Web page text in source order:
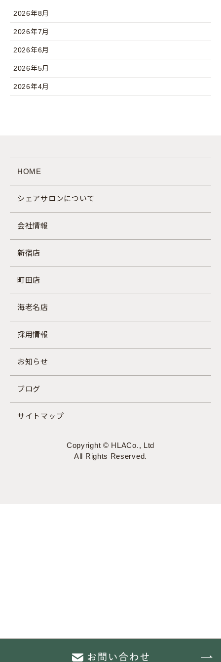
2026年8月
2026年7月
2026年6月
2026年5月
2026年4月
HOME
シェアサロンについて
会社情報
新宿店
町田店
海老名店
採用情報
お知らせ
ブログ
サイトマップ
Copyright © HLACo., Ltd
All Rights Reserved.